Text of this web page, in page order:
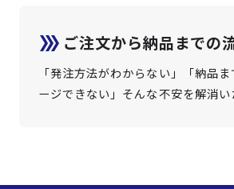
ご注文から納品までの
「発注方法がわからない」「納品
ージできない」そんな不安を解消い